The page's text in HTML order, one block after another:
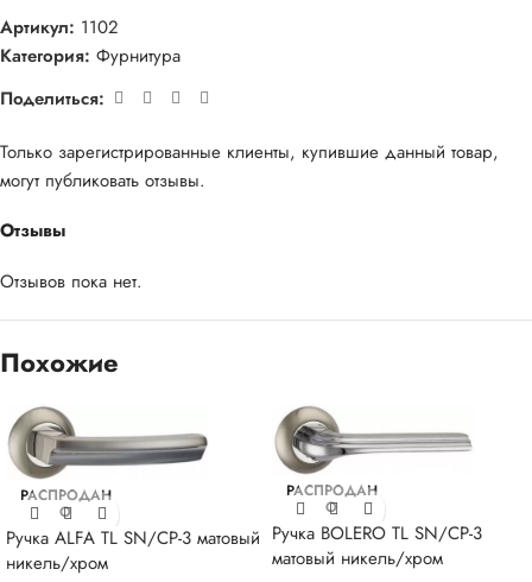
Артикул: 1102
Категория: Фурнитура
Поделиться:
Отзывы
Отзывов пока нет.
Только зарегистрированные клиенты, купившие данный товар,
могут публиковать отзывы.
Похожие
РАСПРОДАН
О
Ручка ALFA TL SN/CP-3 матовый
никель/хром
РАСПРОДАН
О
Ручка BOLERO TL SN/CP-3
матовый никель/хром